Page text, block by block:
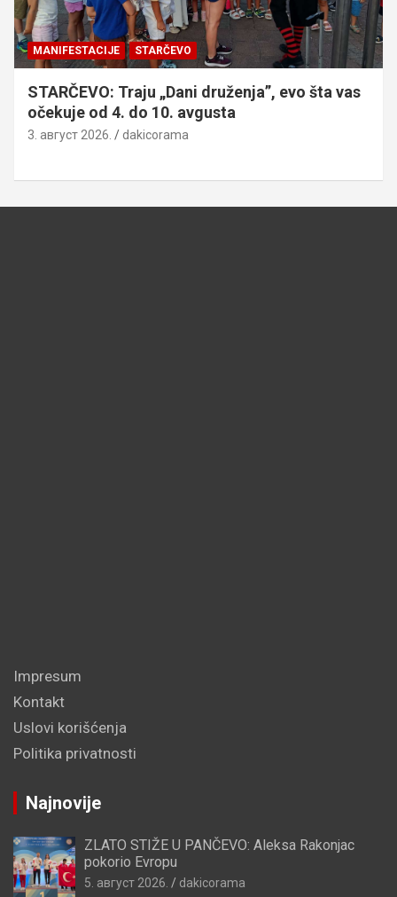
MANIFESTACIJE STARČEVO
STARČEVO: Traju „Dani druženja”, evo šta vas
očekuje od 4. do 10. avgusta
3. август 2026. dakicorama
Impresum
Kontakt
Uslovi korišćenja
Politika privatnosti
Najnovije
ZLATO STIŽE U PANČEVO: Aleksa Rakonjac
pokorio Evropu
5. август 2026. dakicorama